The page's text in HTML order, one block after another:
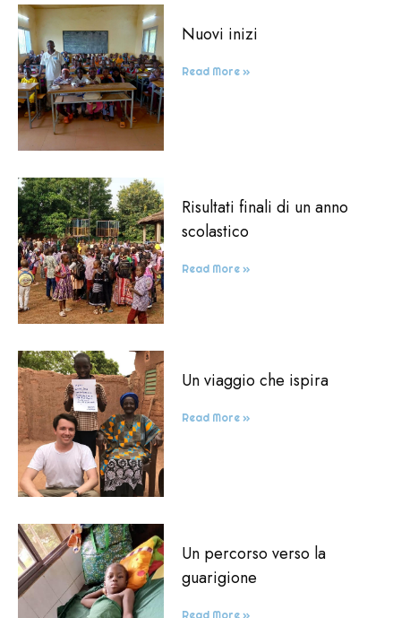
Nuovi inizi
Read More »
Risultati finali di un anno
scolastico
Read More »
Un viaggio che ispira
Read More »
Un percorso verso la
guarigione
Read More »